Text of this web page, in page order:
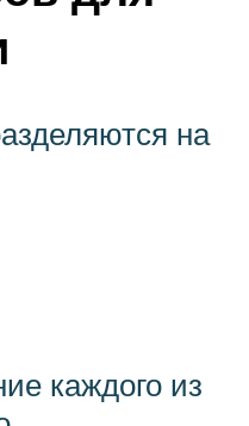
на
каждого из